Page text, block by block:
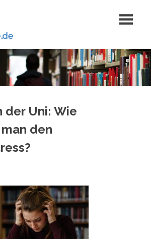
Fernstudium
und Bachelor
der Uni: Wie
den